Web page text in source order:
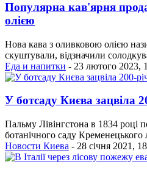
Популярна кав'ярня
олією
Нова кава з оливковою олією
скуштували, відзначили
Еда и напитки - 23 лютого 2023,
У ботсаду Києва зацвіла
Пальму Лівінгстона в 1834 році
ботанічного саду
Новости Киева - 28 січня 2021,